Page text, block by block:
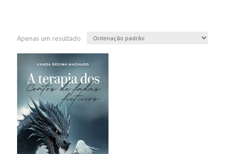
Apenas um resultado